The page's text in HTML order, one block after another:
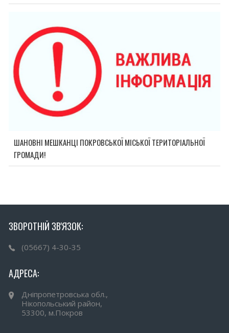
ШАНОВНІ МЕШКАНЦІ ПОКРОВСЬКОЇ МІСЬКОЇ ТЕРИТОРІАЛЬНОЇ
ГРОМАДИ!
ЗВОРОТНІЙ ЗВ'ЯЗОК:
(05667) 4-30-35
АДРЕСА:
Дніпропетровська обл.,
Нікопольський район,
53300, м.Покров